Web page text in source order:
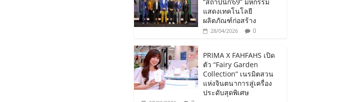
“สถาปนิก’69” มหกรรม
แสดงเทคโนโลยี
ผลิตภัณฑ์ก่อสร้าง
28/04/2026 0
PRIMA X FAHFAHS เปิด
ตัว “Fairy Garden
Collection” เนรมิตสวน
แห่งจินตนาการสู่เครื่อง
ประดับสุดพิเศษ